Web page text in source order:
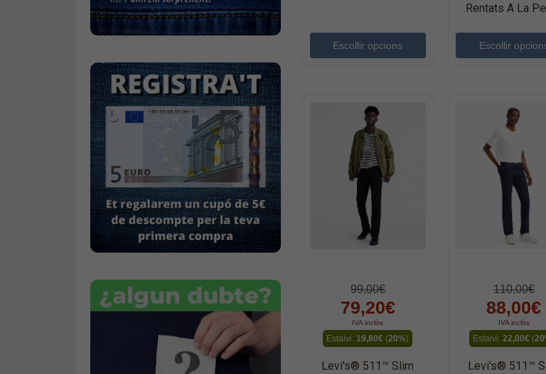
Calçat
Gavardina estiu home
Gavardina hivern home
Mitjons
Pana dona
Roba interior
Escollir opcions
Rentats A La
Escollir
99,00€
79,20€
IVA inclòs
Estalvi: 19,80€ (20%)
Levi's® 511™ Slim
110,00€
88,00€
IVA inclòs
Estalvi: 22,00€(
Levi's® 511™